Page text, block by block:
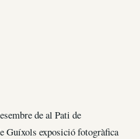
de al Pati de
Guíxols exposició fotogràfica